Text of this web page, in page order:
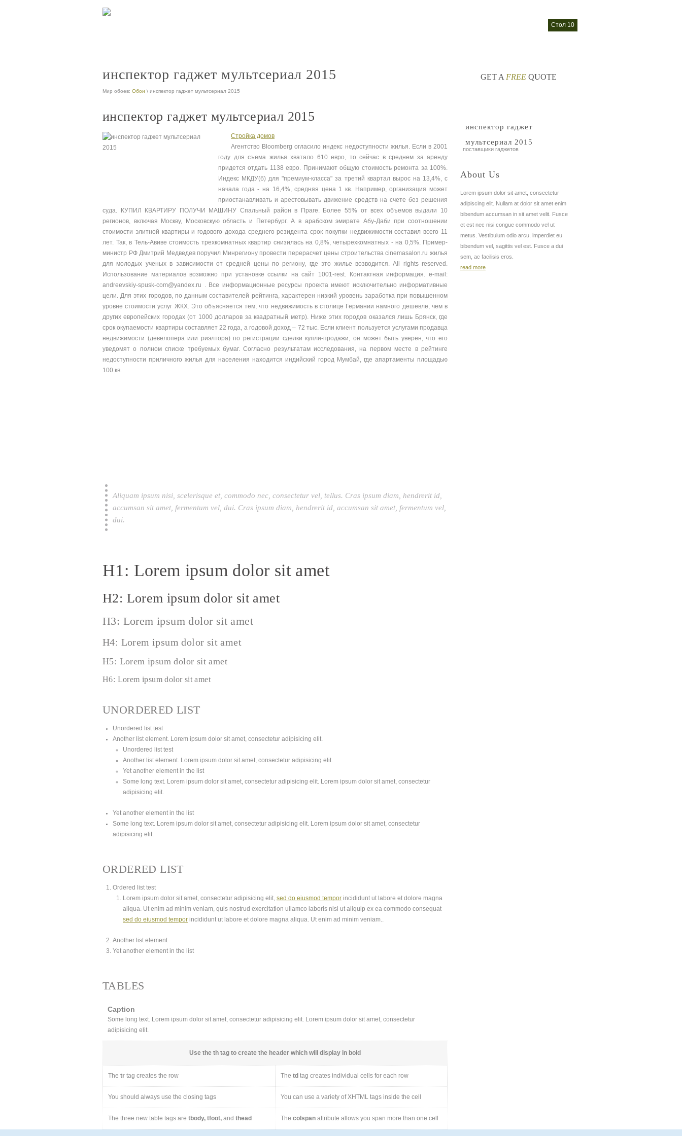
стол 10
инспектор гаджет мультсериал 2015
Мир обоев: Обои \ инспектор гаджет мультсериал 2015
GET A FREE QUOTE
инспектор гаджет мультсериал 2015
Стройка домов
Агентство Bloomberg огласило индекс недоступности жилья. Если в 2001
году для съема жилья хватало 610 евро, то сейчас в среднем за аренду
придется отдать 1138 евро. Принимают общую стоимость ремонта за 100%.
Индекс МКДУ(б) для "премиум-класса" за третий квартал вырос на 13,4%, с
начала года - на 16,4%, средняя цена 1 кв. Например, организация может
приостанавливать и арестовывать движение средств на счете без решения
суда. КУПИЛ КВАРТИРУ ПОЛУЧИ МАШИНУ Спальный район в Праге. Более 55% от всех объемов выдали 10
регионов, включая Москву, Московскую область и Петербург. А в арабском эмирате Абу-Даби при соотношении
стоимости элитной квартиры и годового дохода среднего резидента срок покупки недвижимости составил всего 11
лет. Так, в Тель-Авиве стоимость трехкомнатных квартир снизилась на 0,8%, четырехкомнатных - на 0,5%. Пример-
министр РФ Дмитрий Медведев поручил Минрегиону провести перерасчет цены строительства cinemasalon.ru жилья
для молодых ученых в зависимости от средней цены по региону, где это жилье возводится. All rights reserved.
Использование материалов возможно при установке ссылки на сайт 1001-rest. Контактная информация. e-mail:
andreevskiy-spusk-com@yandex.ru . Все информационные ресурсы проекта имеют исключительно информативные
цели. Для этих городов, по данным составителей рейтинга, характерен низкий уровень заработка при повышенном
уровне стоимости услуг ЖКХ. Это объясняется тем, что недвижимость в столице Германии намного дешевле, чем в
других европейских городах (от 1000 долларов за квадратный метр). Ниже этих городов оказался лишь Брянск, где
срок окупаемости квартиры составляет 22 года, а годовой доход – 72 тыс. Если клиент пользуется услугами продавца
недвижимости (девелопера или риэлтора) по регистрации сделки купли-продажи, он может быть уверен, что его
уведомят о полном списке требуемых бумаг. Согласно результатам исследования, на первом месте в рейтинге
недоступности приличного жилья для населения находится индийский город Мумбай, где апартаменты площадью
100 кв.
Aliquam ipsum nisi, scelerisque et, commodo nec, consectetur vel, tellus. Cras ipsum diam, hendrerit id,
accumsan sit amet, fermentum vel, dui. Cras ipsum diam, hendrerit id, accumsan sit amet, fermentum vel,
dui.
H1: Lorem ipsum dolor sit amet
H2: Lorem ipsum dolor sit amet
H3: Lorem ipsum dolor sit amet
H4: Lorem ipsum dolor sit amet
H5: Lorem ipsum dolor sit amet
H6: Lorem ipsum dolor sit amet
UNORDERED LIST
Unordered list test
Another list element. Lorem ipsum dolor sit amet, consectetur adipisicing elit.
Unordered list test
Another list element. Lorem ipsum dolor sit amet, consectetur adipisicing elit.
Yet another element in the list
Some long text. Lorem ipsum dolor sit amet, consectetur adipisicing elit. Lorem ipsum dolor sit amet, consectetur
adipisicing elit.
Yet another element in the list
Some long text. Lorem ipsum dolor sit amet, consectetur adipisicing elit. Lorem ipsum dolor sit amet, consectetur
adipisicing elit.
ORDERED LIST
Ordered list test
Lorem ipsum dolor sit amet, consectetur adipisicing elit, sed do eiusmod tempor incididunt ut labore et dolore magna
aliqua. Ut enim ad minim veniam, quis nostrud exercitation ullamco laboris nisi ut aliquip ex ea commodo consequat
sed do eiusmod tempor incididunt ut labore et dolore magna aliqua. Ut enim ad minim veniam..
Another list element
Yet another element in the list
TABLES
Caption
Some long text. Lorem ipsum dolor sit amet, consectetur adipisicing elit. Lorem ipsum dolor sit amet, consectetur
adipisicing elit.
Use the th tag to create the header which will display in bold
The tr tag creates the row The td tag creates individual cells for each row
You should always use the closing tags You can use a variety of XHTML tags inside the cell
The three new table tags are tbody, tfoot, and thead The colspan attribute allows you span more than one cell
инспектор гаджет
мультсериал 2015
поставщики гаджетов
About Us
Lorem ipsum dolor sit amet, consectetur
adipiscing elit. Nullam at dolor sit amet enim
bibendum accumsan in sit amet velit. Fusce
et est nec nisi congue commodo vel ut
metus. Vestibulum odio arcu, imperdiet eu
bibendum vel, sagittis vel est. Fusce a dui
sem, ac facilisis eros.
read more